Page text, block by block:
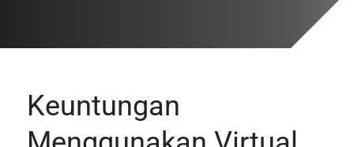
Keuntungan